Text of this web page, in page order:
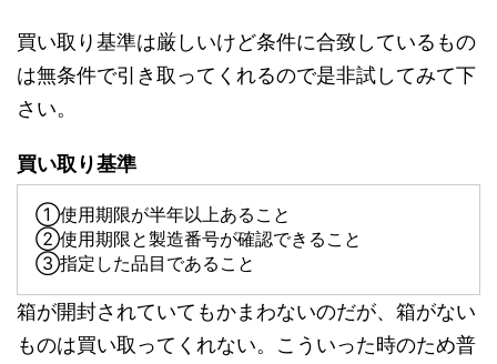
買い取り基準は厳しいけど条件に合致しているもの
は無条件で引き取ってくれるので是非試してみて下
さい。
買い取り基準
①使用期限が半年以上あること
②使用期限と製造番号が確認できること
③指定した品目であること
箱が開封されていてもかまわないのだが、箱がない
ものは買い取ってくれない。こういった時のため普